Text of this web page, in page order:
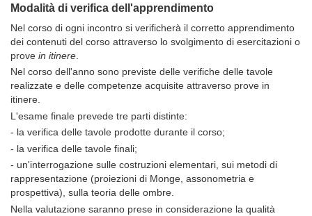
Modalità di verifica dell'apprendimento
Nel corso di ogni incontro si verificherà il corretto apprendimento
dei contenuti del corso attraverso lo svolgimento di esercitazioni o
prove in itinere
Nel corso dell'anno sono previste delle verifiche delle tavole
realizzate e delle competenze acquisite attraverso prove in
itinere.
L'esame finale prevede tre parti distinte:
- la verifica delle tavole prodotte durante il corso;
- la verifica delle tavole finali;
- un'interrogazione sulle costruzioni elementari, sui metodi di
rappresentazione (proiezioni di Monge, assonometria e
prospettiva), sulla teoria delle ombre.
Nella valutazione saranno prese in considerazione la qualità